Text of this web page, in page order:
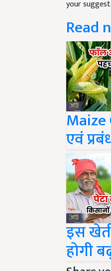
Read
एवं
इस
होगी
Share